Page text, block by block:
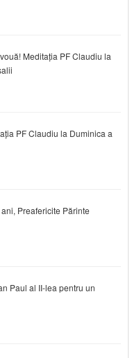
Meditația PF Claudiu la
PF Claudiu la Duminica a
Preafericite Părinte
Paul al II-lea pentru un